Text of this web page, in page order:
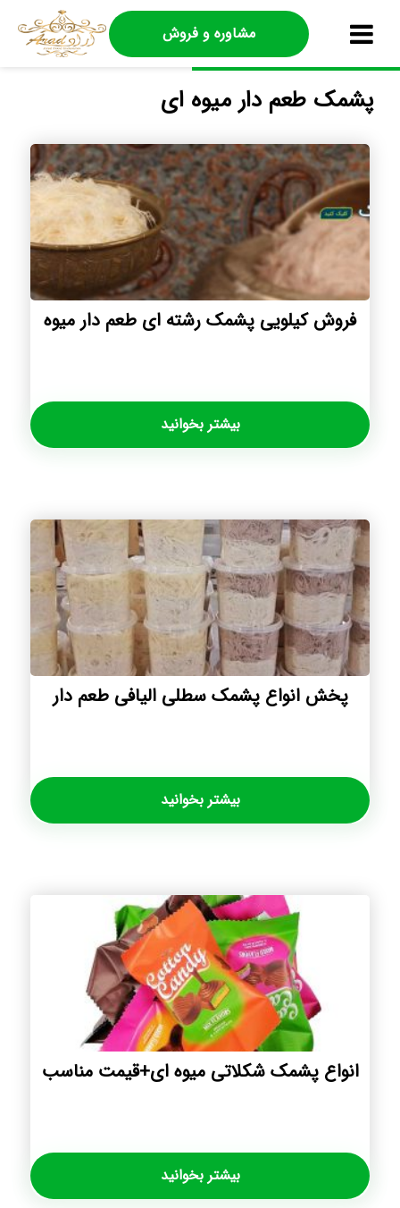
مشاوره و فروش
پشمک طعم دار میوه ای
فروش کیلویی پشمک رشته ای طعم دار میوه
بیشتر بخوانید
پخش انواع پشمک سطلی الیافی طعم دار
بیشتر بخوانید
انواع پشمک شکلاتی میوه ای+قیمت مناسب
بیشتر بخوانید